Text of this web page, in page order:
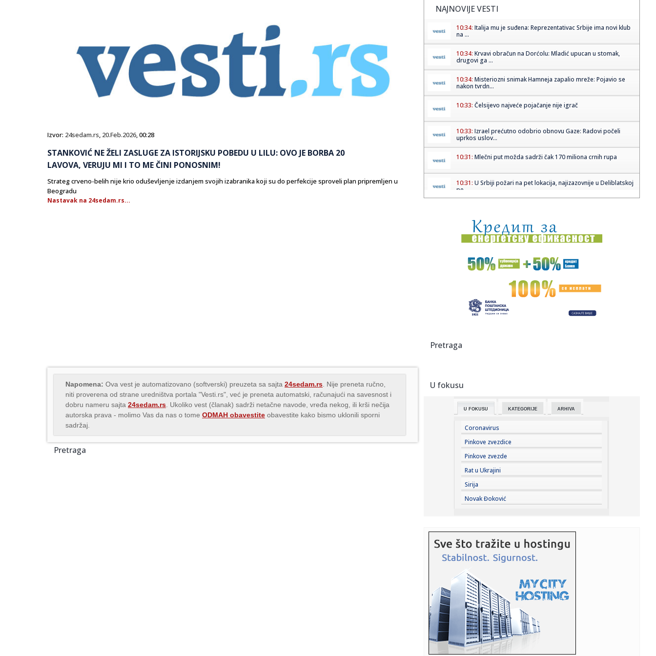
Izvor: 24sedam.rs, 20.Feb.2026, 00:28
STANKOVIĆ NE ŽELI ZASLUGE ZA ISTORIJSKU POBEDU U LILU: OVO JE BORBA 20
LAVOVA, VERUJU MI I TO ME ČINI PONOSNIM!
Strateg crveno-belih nije krio oduševljenje izdanjem svojih izabranika koji su do perfekcije sproveli plan pripremljen u
Beogradu
Nastavak na 24sedam.rs...
Napomena: Ova vest je automatizovano (softverski) preuzeta sa sajta 24sedam.rs . Nije preneta ručno,
niti proverena od strane uredništva portala "Vesti.rs", već je preneta automatski, računajući na savesnost i
dobru nameru sajta 24sedam.rs . Ukoliko vest (članak) sadrži netačne navode, vređa nekog, ili krši nečija
autorska prava - molimo Vas da nas o tome ODMAH obavestite obavestite kako bismo uklonili sporni
sadržaj.
Pretraga
NAJNOVIJE VESTI
10:34: Italija mu je suđena: Reprezentativac Srbije ima novi klub
na ...
10:34: Krvavi obračun na Dorćolu: Mladić upucan u stomak,
drugovi ga ...
10:34: Misteriozni snimak Hamneja zapalio mreže: Pojavio se
nakon tvrdn...
10:33: Čelsijevo najveće pojačanje nije igrač
10:33: Izrael prećutno odobrio obnovu Gaze: Radovi počeli
uprkos uslov...
10:31: Mlečni put možda sadrži čak 170 miliona crnih rupa
10:31: U Srbiji požari na pet lokacija, najizazovnije u Deliblatskoj
pe...
10:27:Oko 1.500 ljudi posjetilo džez festival na Zelenkovcu
10:26:'Građanska smrt': Kremlj državljanstvo koristi kao oružje
prot...
Analiza pokazala: Električni trotineti znatno opasniji od
10:26:Mačke, kondomi i registarske tablice: Ajkule koje će
Povedite ...
10:25:
10:25:
Pakao u Peščari, herojska borba vatrogasaca! Dačić:
10:25:Sombor: Dunav kod Bezdana u blagom porastu, vodostaj
danas -158 c...
10:17:HODAR RUTINIRAO LEHEČKU, DRMA SE TRON SINERU I
ALKARAZU: Tinejd...
10:17:Vučić dočekao Zelenskog i najavio fabriku dronova sa
Izraelom
10:16: U Srpskoj rođeno 20 beba
10:16:
10:16:Maloljetnik uhapšen u Ljubinju: Osumnjičen da je
povrijedio pol...
10:15:Anthrax objavili novi singl i spot za pesmu Everybody’s
Got a P...
10:15:Iran uslovljava Vašington
Pretraga
U fokusu
U FOKUSU KATEGORIJE ARHIVA
Coronavirus
Pinkove zvezdice
Pinkove zvezde
Rat u Ukrajini
Sirija
Novak Đoković